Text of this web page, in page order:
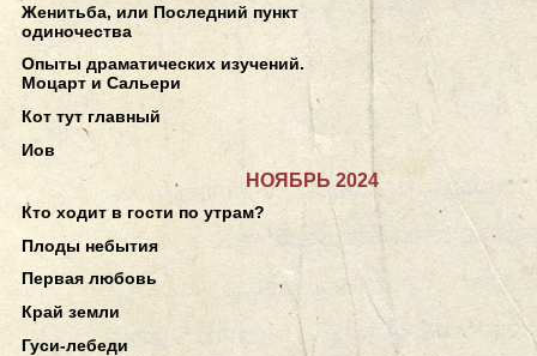
Женитьба, или Последний пункт
одиночества
Опыты драматических изучений.
Моцарт и Сальери
Кот тут главный
Иов
НОЯБРЬ 2024
Кто ходит в гости по утрам?
Плоды небытия
Первая любовь
Край земли
Гуси-лебеди